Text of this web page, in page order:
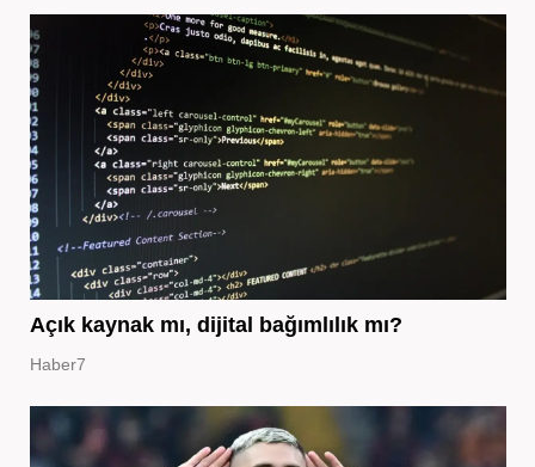
Açık kaynak mı, dijital bağımlılık mı?
Haber7